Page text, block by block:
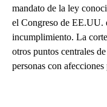
mandato de la ley
el Congreso de EE.UU.
incumplimiento. La
otros puntos centrales
personas con afecciones